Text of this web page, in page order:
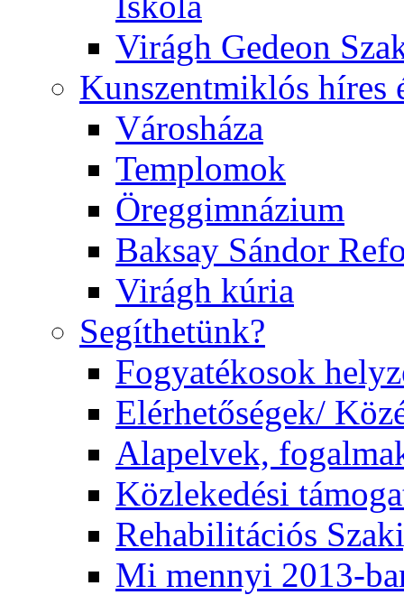
Virágh Gedeon
Kunszentmiklós híres
Városháza
Templomok
Öreggimnázium
Baksay Sándor
Virágh kúria
Segíthetünk?
Fogyatékosok
Elérhetőségek/
Alapelvek,
Közlekedési
Rehabilitációs
Mi mennyi 2013-